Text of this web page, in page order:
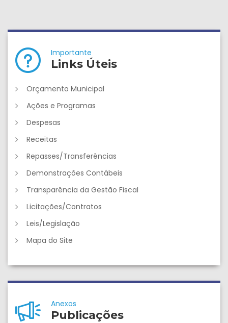
Importante
Links Úteis
Orçamento Municipal
Ações e Programas
Despesas
Receitas
Repasses/Transferências
Demonstrações Contábeis
Transparência da Gestão Fiscal
Licitações/Contratos
Leis/Legislação
Mapa do Site
Anexos
Publicações